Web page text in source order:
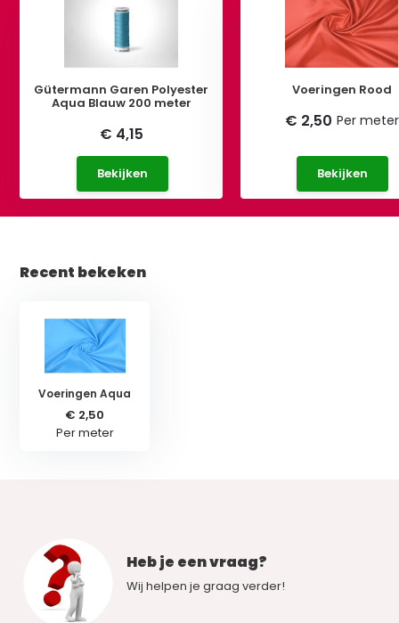
Gütermann Garen Polyester
Aqua Blauw 200 meter
€ 4,15
Bekijken
Voeringen Rood
€ 2,50 Per meter
Bekijken
Recent bekeken
Voeringen Aqua
€ 2,50
Per meter
Heb je een vraag?
Wij helpen je graag verder!